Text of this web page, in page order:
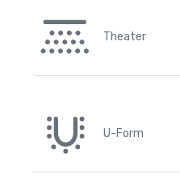
Theater
U-Form